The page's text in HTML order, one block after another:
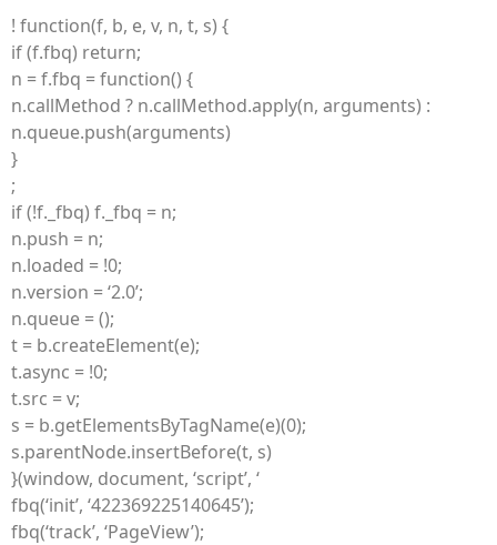
! function(f, b, e, v, n, t, s) {
if (f.fbq) return;
n = f.fbq = function() {
n.callMethod ? n.callMethod.apply(n, arguments) :
n.queue.push(arguments)
}
;
if (!f._fbq) f._fbq = n;
n.push = n;
n.loaded = !0;
n.version = ‘2.0’;
n.queue = ();
t = b.createElement(e);
t.async = !0;
t.src = v;
s = b.getElementsByTagName(e)(0);
s.parentNode.insertBefore(t, s)
}(window, document, ‘script’, ‘
fbq(‘init’, ‘422369225140645’);
fbq(‘track’, ‘PageView’);